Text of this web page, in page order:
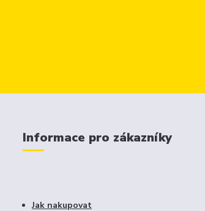
Informace pro zákazníky
Jak nakupovat